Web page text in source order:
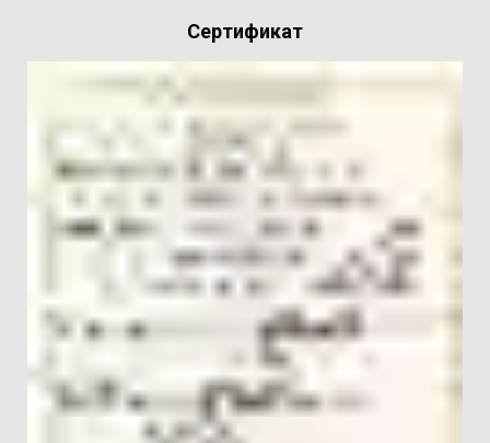
Сертификат